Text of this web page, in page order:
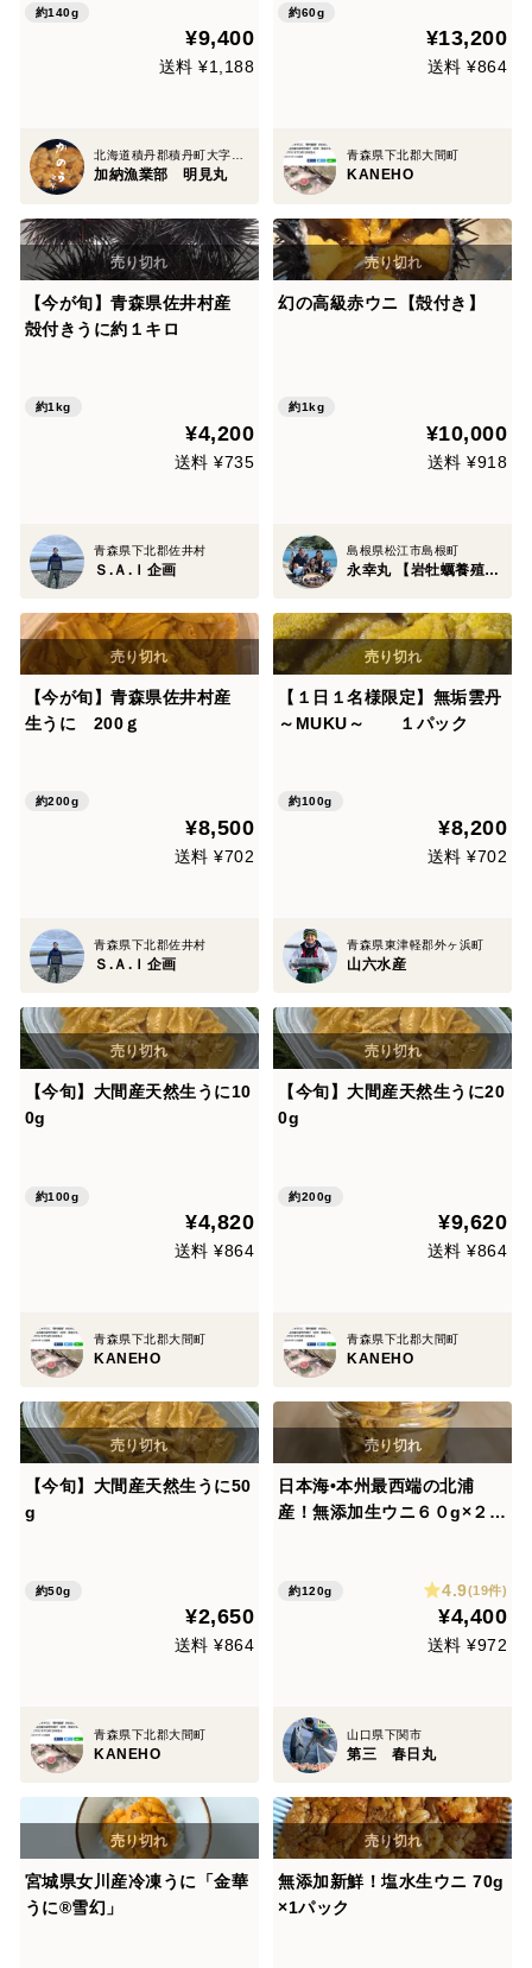
約140g
¥9,400
送料 ¥1,188
北海道積丹郡積丹町大字日司町
加納漁業部 明見丸
約60g
¥13,200
送料 ¥864
青森県下北郡大間町
KANEHO
【今が旬】青森県佐井村産
殻付きうに約１キロ
約1kg
¥4,200
送料 ¥735
青森県下北郡佐井村
Ｓ.Ａ.Ｉ企画
幻の高級赤ウニ【殻付き】
約1kg
¥10,000
送料 ¥918
島根県松江市島根町
永幸丸 【岩牡蠣養殖・素潜り】
【今が旬】青森県佐井村産
生うに 200ｇ
約200g
¥8,500
送料 ¥702
青森県下北郡佐井村
Ｓ.Ａ.Ｉ企画
【１日１名様限定】無垢雲丹
～MUKU～ １パック
約100g
¥8,200
送料 ¥702
青森県東津軽郡外ヶ浜町
山六水産
【今旬】大間産天然生うに10
0g
約100g
¥4,820
送料 ¥864
青森県下北郡大間町
KANEHO
【今旬】大間産天然生うに20
0g
約200g
¥9,620
送料 ¥864
青森県下北郡大間町
KANEHO
【今旬】大間産天然生うに50
g
約50g
¥2,650
送料 ¥864
青森県下北郡大間町
KANEHO
日本海•本州最西端の北浦
産！無添加生ウニ６０g×２
約120g 4.9(19件)
¥4,400
送料 ¥972
山口県下関市
第三 春日丸
宮城県女川産冷凍うに「金華
うに®雪幻」
無添加新鮮！塩水生ウニ 70g
×1パック